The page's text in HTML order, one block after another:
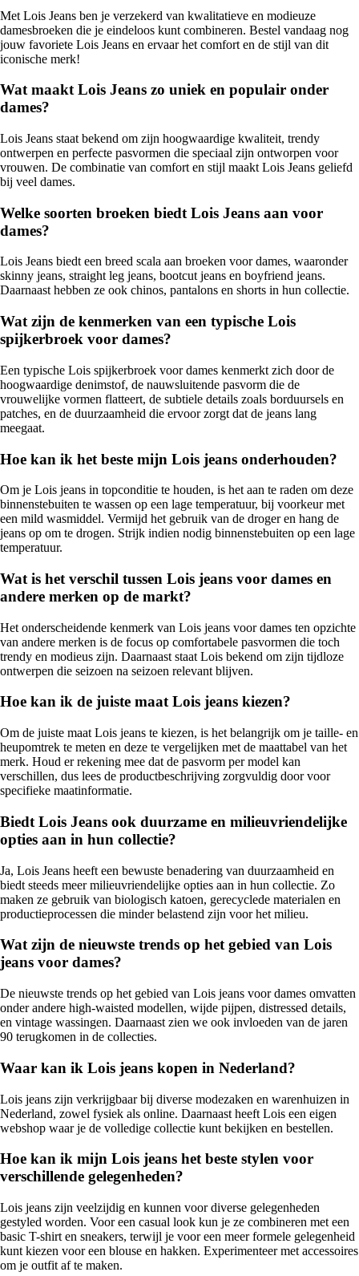
Met Lois Jeans ben je verzekerd van kwalitatieve en modieuze
damesbroeken die je eindeloos kunt combineren. Bestel vandaag nog
jouw favoriete Lois Jeans en ervaar het comfort en de stijl van dit
iconische merk!
Wat maakt Lois Jeans zo uniek en populair onder
dames?
Lois Jeans staat bekend om zijn hoogwaardige kwaliteit, trendy
ontwerpen en perfecte pasvormen die speciaal zijn ontworpen voor
vrouwen. De combinatie van comfort en stijl maakt Lois Jeans geliefd
bij veel dames.
Welke soorten broeken biedt Lois Jeans aan voor
dames?
Lois Jeans biedt een breed scala aan broeken voor dames, waaronder
skinny jeans, straight leg jeans, bootcut jeans en boyfriend jeans.
Daarnaast hebben ze ook chinos, pantalons en shorts in hun collectie.
Wat zijn de kenmerken van een typische Lois
spijkerbroek voor dames?
Een typische Lois spijkerbroek voor dames kenmerkt zich door de
hoogwaardige denimstof, de nauwsluitende pasvorm die de
vrouwelijke vormen flatteert, de subtiele details zoals borduursels en
patches, en de duurzaamheid die ervoor zorgt dat de jeans lang
meegaat.
Hoe kan ik het beste mijn Lois jeans onderhouden?
Om je Lois jeans in topconditie te houden, is het aan te raden om deze
binnenstebuiten te wassen op een lage temperatuur, bij voorkeur met
een mild wasmiddel. Vermijd het gebruik van de droger en hang de
jeans op om te drogen. Strijk indien nodig binnenstebuiten op een lage
temperatuur.
Wat is het verschil tussen Lois jeans voor dames en
andere merken op de markt?
Het onderscheidende kenmerk van Lois jeans voor dames ten opzichte
van andere merken is de focus op comfortabele pasvormen die toch
trendy en modieus zijn. Daarnaast staat Lois bekend om zijn tijdloze
ontwerpen die seizoen na seizoen relevant blijven.
Hoe kan ik de juiste maat Lois jeans kiezen?
Om de juiste maat Lois jeans te kiezen, is het belangrijk om je taille- en
heupomtrek te meten en deze te vergelijken met de maattabel van het
merk. Houd er rekening mee dat de pasvorm per model kan
verschillen, dus lees de productbeschrijving zorgvuldig door voor
specifieke maatinformatie.
Biedt Lois Jeans ook duurzame en milieuvriendelijke
opties aan in hun collectie?
Ja, Lois Jeans heeft een bewuste benadering van duurzaamheid en
biedt steeds meer milieuvriendelijke opties aan in hun collectie. Zo
maken ze gebruik van biologisch katoen, gerecyclede materialen en
productieprocessen die minder belastend zijn voor het milieu.
Wat zijn de nieuwste trends op het gebied van Lois
jeans voor dames?
De nieuwste trends op het gebied van Lois jeans voor dames omvatten
onder andere high-waisted modellen, wijde pijpen, distressed details,
en vintage wassingen. Daarnaast zien we ook invloeden van de jaren
90 terugkomen in de collecties.
Waar kan ik Lois jeans kopen in Nederland?
Lois jeans zijn verkrijgbaar bij diverse modezaken en warenhuizen in
Nederland, zowel fysiek als online. Daarnaast heeft Lois een eigen
webshop waar je de volledige collectie kunt bekijken en bestellen.
Hoe kan ik mijn Lois jeans het beste stylen voor
verschillende gelegenheden?
Lois jeans zijn veelzijdig en kunnen voor diverse gelegenheden
gestyled worden. Voor een casual look kun je ze combineren met een
basic T-shirt en sneakers, terwijl je voor een meer formele gelegenheid
kunt kiezen voor een blouse en hakken. Experimenteer met accessoires
om je outfit af te maken.